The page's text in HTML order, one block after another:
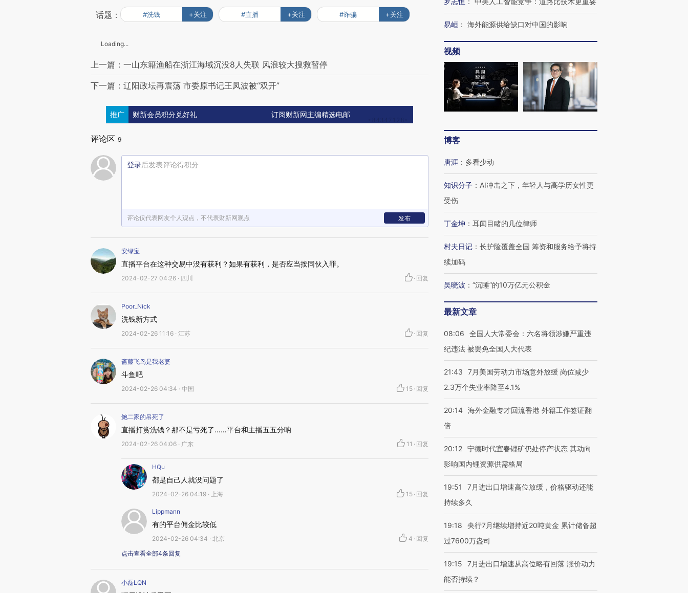
话题： #洗钱 +关注 #直播 +关注 #诈骗 +关注
Loading...
上一篇：一山东籍渔船在浙江海域沉没8人失联 风浪较大搜救暂停
下一篇：辽阳政坛再震荡 市委原书记王凤波被“双开”
推广 财新会员积分兑好礼 订阅财新网主编精选电邮
评论区 9
登录后发表评论得积分
评论仅代表网友个人观点，不代表财新网观点 发布
安绿宝
直播平台在这种交易中没有获利？如果有获利，是否应当按同伙入罪。
2024-02-27 04:26 · 四川 · 回复
Poor_Nick
洗钱新方式
2024-02-26 11:16 · 江苏 · 回复
斋藤飞鸟是我老婆
斗鱼吧
2024-02-26 04:34 · 中国 15 · 回复
鲍二家的吊死了
直播打赏洗钱？那不是亏死了……平台和主播五五分呐
2024-02-26 04:06 · 广东 11 · 回复
HQu
都是自己人就没问题了
2024-02-26 04:19 · 上海 15 · 回复
Lippmann
有的平台佣金比较低
2024-02-26 04:34 · 北京 4 · 回复
点击查看全部4条回复
小磊LQN
易峘 ： 海外能源供给缺口对中国的影响
视频
博客
唐涯 ： 多看少动
知识分子 ： AI冲击之下，年轻人与高学历女性更
受伤
丁金坤 ： 耳闻目睹的几位律师
村夫日记 ： 长护险覆盖全国 筹资和服务给予将持
续加码
吴晓波 ： “沉睡”的10万亿元公积金
最新文章
08:06
全国人大常委会：六名将领涉嫌严重违
纪违法 被罢免全国人大代表
21:43
7月美国劳动力市场意外放缓 岗位减少
2.3万个失业率降至4.1%
20:14 海外金融专才回流香港 外籍工作签证翻
倍
20:12 宁德时代宜春锂矿仍处停产状态 其动向
影响国内锂资源供需格局
19:51
7月进出口增速高位放缓，价格驱动还能
持续多久
19:18
央行7月继续增持近20吨黄金 累计储备超
过7600万盎司
19:15
7月进出口增速从高位略有回落 涨价动力
能否持续？